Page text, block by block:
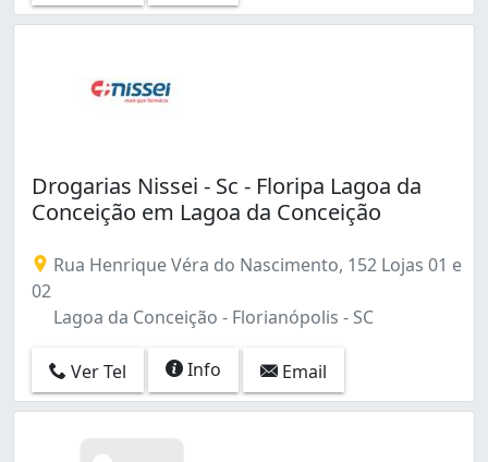
Drogarias Nissei - Sc - Floripa Lagoa da
Conceição em Lagoa da Conceição
Rua Henrique Véra do Nascimento, 152 Lojas 01 e
02
Lagoa da Conceição - Florianópolis - SC
Ver Tel Info Email